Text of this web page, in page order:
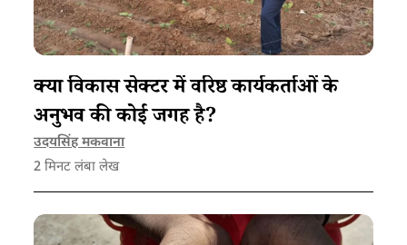
क्या विकास सेक्टर में वरिष्ठ कार्यकर्ताओं के
अनुभव की कोई जगह है?
उदयसिंह मकवाना
2 मिनट लंबा लेख